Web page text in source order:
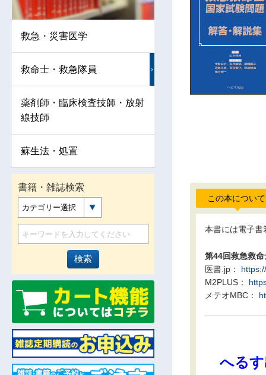
この本について
本書には電子書
第44回救急救
医書.jp：
M2PLUS：
メテオMBC：
へる
救急・災害医学
救命士・救急隊員
薬剤師・臨床検査技師・放射
線技師
蘇生法・処置
書籍・雑誌検索
カテゴリー選択